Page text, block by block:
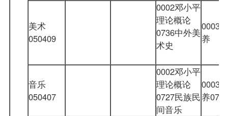
美术
050409
0002邓小平
理论概论
0736中外美
术史
0003
养
音乐
050407
0002邓小平
理论概论
0727民族民
间音乐
0003
养